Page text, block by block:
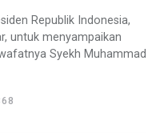
Republik Indonesia,
untuk menyampaikan
Syekh Muhammad